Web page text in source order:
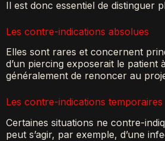
Il est donc essentiel de distinguer
Les contre-indications absolues
Elles sont rares et concernent
d’un piercing exposerait le patient
généralement de renoncer au
Les contre-indications temporaires
Certaines situations ne contre-
peut s’agir, par exemple, d’une